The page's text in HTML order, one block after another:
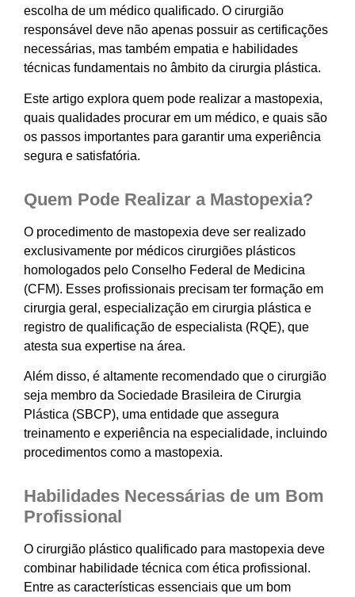
escolha de um médico qualificado. O cirurgião
responsável deve não apenas possuir as certificações
necessárias, mas também empatia e habilidades
técnicas fundamentais no âmbito da cirurgia plástica.
Este artigo explora quem pode realizar a mastopexia,
quais qualidades procurar em um médico, e quais são
os passos importantes para garantir uma experiência
segura e satisfatória.
Quem Pode Realizar a Mastopexia?
O procedimento de mastopexia deve ser realizado
exclusivamente por médicos cirurgiões plásticos
homologados pelo Conselho Federal de Medicina
(CFM). Esses profissionais precisam ter formação em
cirurgia geral, especialização em cirurgia plástica e
registro de qualificação de especialista (RQE), que
atesta sua expertise na área.
Além disso, é altamente recomendado que o cirurgião
seja membro da Sociedade Brasileira de Cirurgia
Plástica (SBCP), uma entidade que assegura
treinamento e experiência na especialidade, incluindo
procedimentos como a mastopexia.
Habilidades Necessárias de um Bom
Profissional
O cirurgião plástico qualificado para mastopexia deve
combinar habilidade técnica com ética profissional.
Entre as características essenciais que um bom